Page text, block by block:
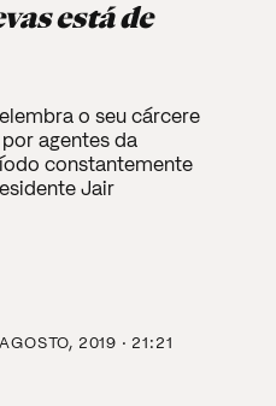
está de
o seu cárcere
agentes da
constantemente
Jair
2019 · 21:21